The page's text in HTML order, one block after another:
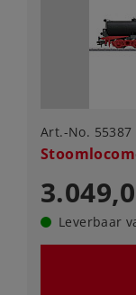
Art.-No. 55387
Leverbaar